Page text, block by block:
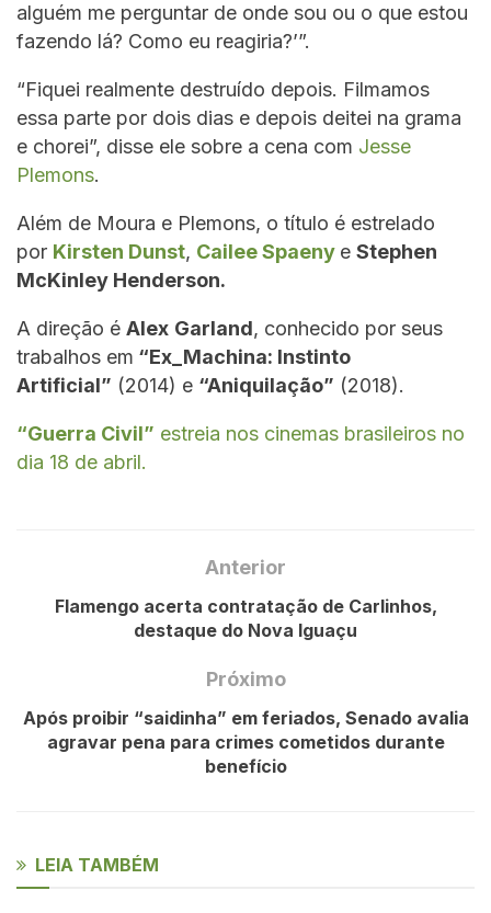
alguém me perguntar de onde sou ou o que estou
fazendo lá? Como eu reagiria?’”.
“Fiquei realmente destruído depois. Filmamos
essa parte por dois dias e depois deitei na grama
e chorei”, disse ele sobre a cena com Jesse
Plemons.
Além de Moura e Plemons, o título é estrelado
por Kirsten Dunst, Cailee Spaeny e Stephen
McKinley Henderson.
A direção é Alex Garland, conhecido por seus
trabalhos em “Ex_Machina: Instinto
Artificial” (2014) e “Aniquilação” (2018).
“Guerra Civil” estreia nos cinemas brasileiros no
dia 18 de abril.
Anterior
Flamengo acerta contratação de Carlinhos,
destaque do Nova Iguaçu
Próximo
Após proibir “saidinha” em feriados, Senado avalia
agravar pena para crimes cometidos durante
benefício
LEIA TAMBÉM